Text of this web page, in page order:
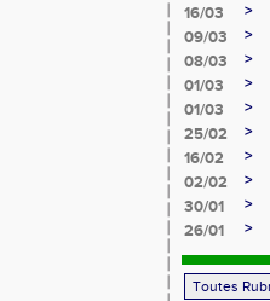
16/03
>
09/03
>
08/03
>
01/03
>
01/03
>
25/02
>
16/02
>
02/02
>
30/01
>
26/01
>